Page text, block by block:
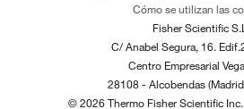
Cómo se utilizan las
Fisher Scientific
C/ Anabel Segura, 16.
Centro Empresarial
28108 - Alcobendas
© 2026 Thermo Fisher Scientific